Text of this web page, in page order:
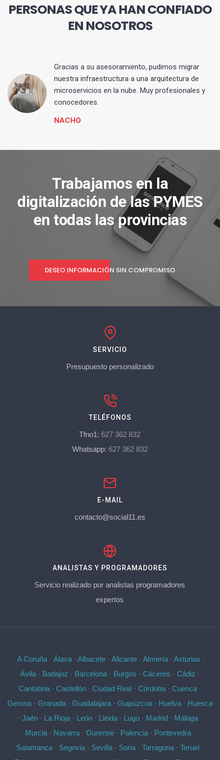
PERSONAS QUE YA HAN CONFIADO
EN NOSOTROS
Gracias a su asesoramiento, pudimos migrar
nuestra infraestructura a una arquitectura de
microservicios en la nube. Muy profesionales y
conocedores.
NACHO
Trabajamos en la
digitalización de las PYMES
en todas las provincias
DESEO INFORMACIÓN SIN COMPROMISO
SERVICIO
Presupuesto personalizado
TELÉFONOS
Tfno1: 627 362 832
Whatsapp: 627 362 832
E-MAIL
contacto@social11.es
ANALISTAS Y PROGRAMADORES
Servicio realizado por analistas programadores
expertos
A Coruña· Álava· Albacete· Alicante· Almería· Asturias ·
Ávila · Badajoz · Barcelona · Burgos · Cáceres · Cádiz ·
Cantabria · Castellón · Ciudad Real · Córdoba · Cuenca ·
Gerona · Granada · Guadalajara · Guipúzcoa · Huelva · Huesca
· Jaén · La Rioja · León · Lleida · Lugo · Madrid · Málaga ·
Murcia· Navarra· Ourense· Palencia· Pontevedra·
Salamanca · Segovia · Sevilla · Soria · Tarragona · Teruel ·